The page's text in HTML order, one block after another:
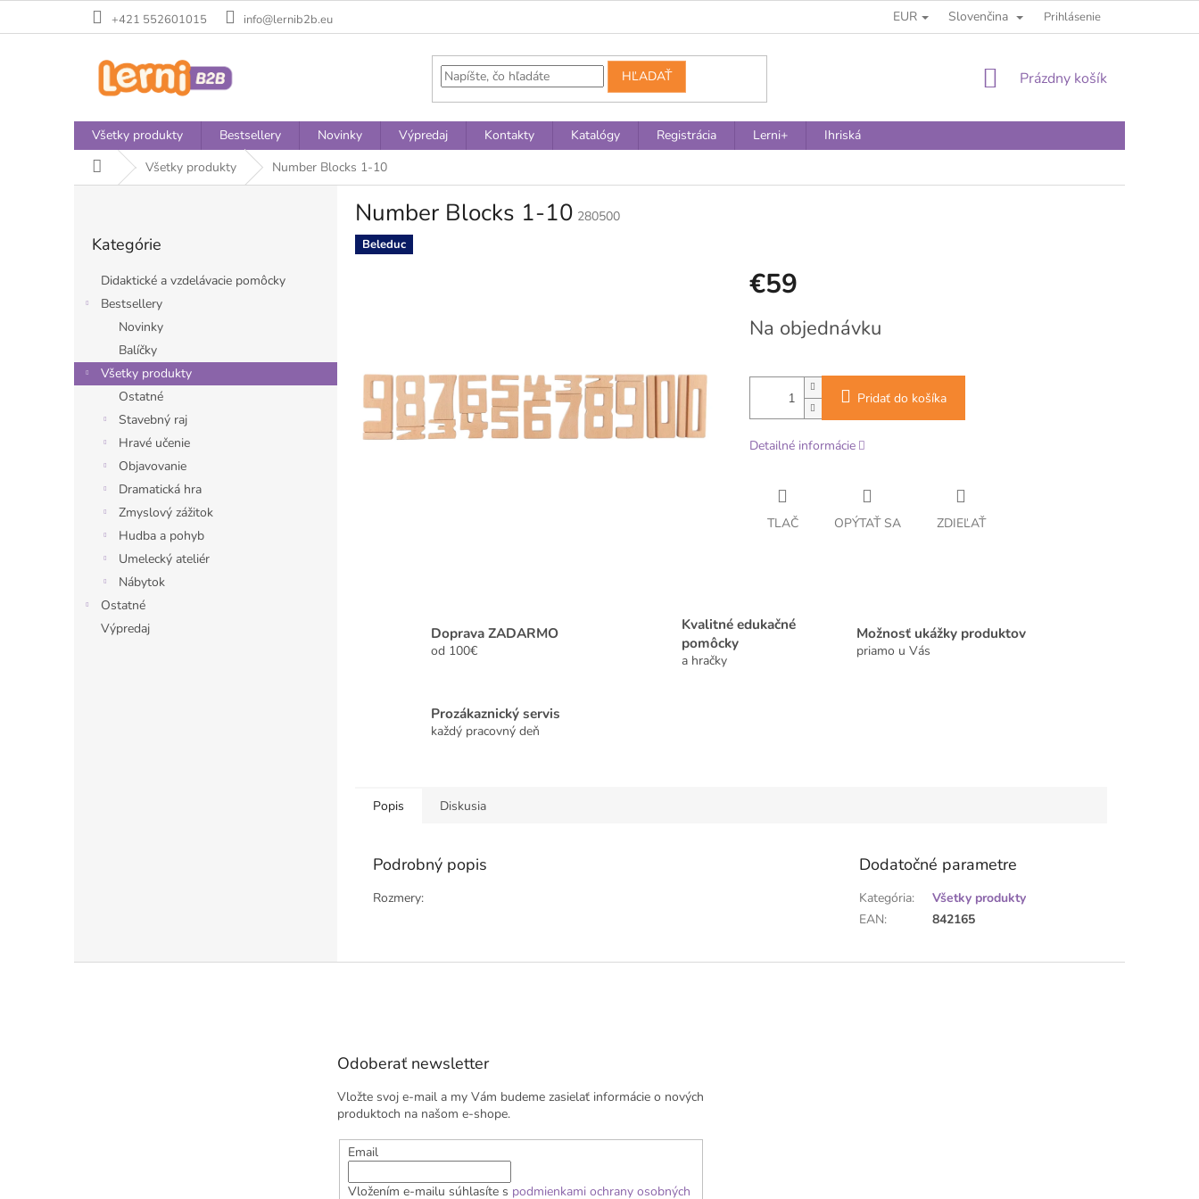
+421 552601015 info@lernib2b.eu EUR Slovenčina Prihlásenie
HĽADAŤ
NÁKUPNÝ
Prázdny košík
Všetky produkty Bestsellery Novinky Výpredaj Kontakty Katalógy Registrácia Lerni+
Ihriská
DomovVšetky produkty Number Blocks 1-10
kategórie
Kategórie
Didaktické a vzdelávacie pomôcky
Bestsellery
Novinky
Balíčky
Všetky produkty
Ostatné
Stavebný raj
Hravé učenie
Objavovanie
Dramatická hra
Zmyslový zážitok
Hudba a pohyb
Umelecký ateliér
Nábytok
Ostatné
Výpredaj
Number Blocks 1-10 280500
Beleduc
€59
cena:
Na objednávku
Pridať do košíka
Detailné informácie
TLAČ OPÝTAŤ SA ZDIEĽAŤ
Doprava ZADARMO
od 100€
Kvalitné edukačné
pomôcky
a hračky
Možnosť ukážky produktov
priamo u Vás
Prozákaznický servis
každý pracovný deň
Popis Diskusia
Podrobný popis
Rozmery:
Dodatočné parametre
Kategória:
Všetky produkty
EAN: 842165
Odoberať newsletter
Vložte svoj e-mail a my Vám budeme zasielať informácie o nových
produktoch na našom e-shope.
Email
Vložením e-mailu súhlasíte s podmienkami ochrany osobných